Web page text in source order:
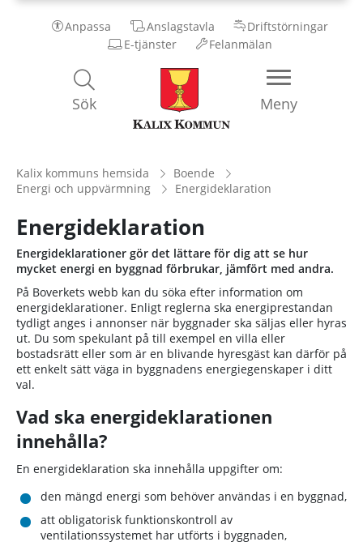
Anpassa Anslagstavla
Driftstörningar
E-tjänster
Felanmälan
Kalix
Kommun
Meny
Sök
Kalix kommuns hemsida
Boende
Energi och uppvärmning
Energideklaration
Energideklaration
Energideklarationer gör det lättare för dig att se hur
mycket energi en byggnad förbrukar, jämfört med andra.
På Boverkets webb kan du söka efter information om
energideklarationer. Enligt reglerna ska energiprestandan
tydligt anges i annonser när byggnader ska säljas eller hyras
ut. Du som spekulant på till exempel en villa eller
bostadsrätt eller som är en blivande hyresgäst kan därför på
ett enkelt sätt väga in byggnadens energiegenskaper i ditt
val.
Vad ska energideklarationen
innehålla?
En energideklaration ska innehålla uppgifter om:
den mängd energi som behöver användas i en byggnad,
att obligatorisk funktionskontroll av
ventilationssystemet har utförts i byggnaden,